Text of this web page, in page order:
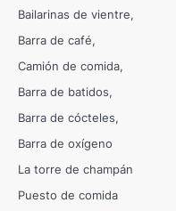
Bailarinas de vientre
Barra de café
Camión de comida
Barra de batidos
Barra de cócteles
Barra de oxígeno
La torre de champán
Puesto de comida